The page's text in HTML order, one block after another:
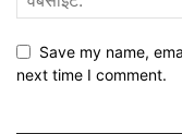
Save my name,
next time I comment.